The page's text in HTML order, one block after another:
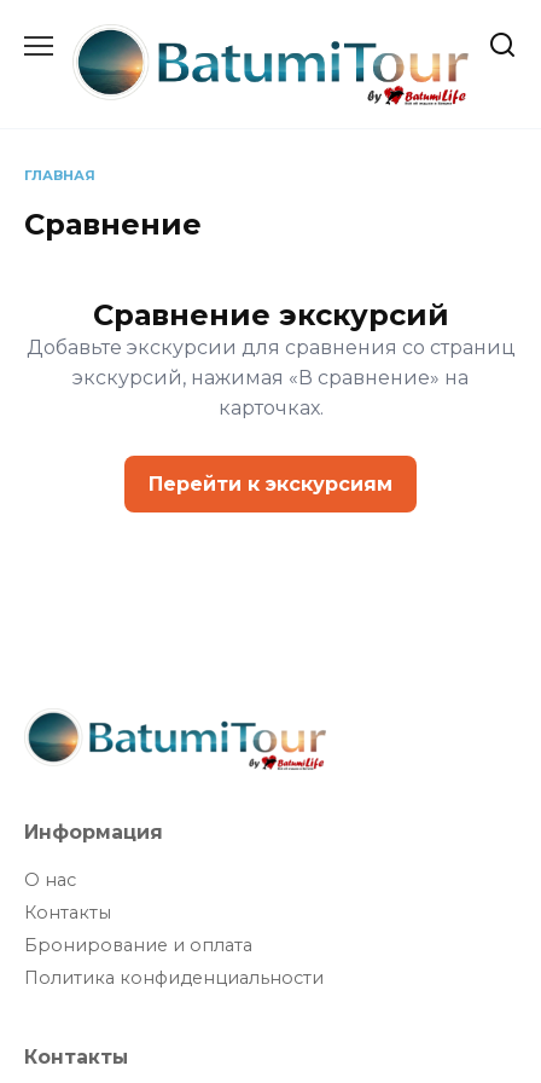
содержанию
ГЛАВНАЯ
Сравнение
Сравнение экскурсий
Добавьте экскурсии для сравнения со страниц
экскурсий, нажимая «В сравнение» на
карточках.
Перейти к экскурсиям
Информация
О нас
Контакты
Бронирование и оплата
Политика конфиденциальности
Контакты